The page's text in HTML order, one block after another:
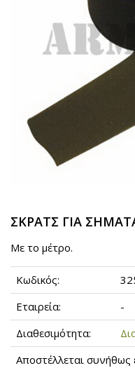
ΣΚΡΑΤΣ ΓΙΑ
Mε το μέτρο.
Κωδικός:
Εταιρεία:
-
Διαθεσιμότητα:
Αποστέλλεται